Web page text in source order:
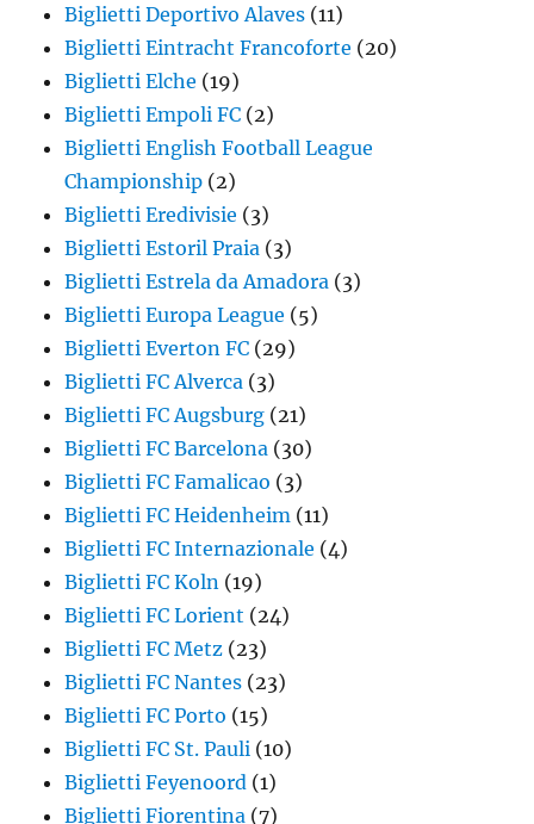
Biglietti Deportivo Alaves (11)
Biglietti Eintracht Francoforte (20)
Biglietti Elche (19)
Biglietti Empoli FC (2)
Biglietti English Football League
Championship (2)
Biglietti Eredivisie (3)
Biglietti Estoril Praia (3)
Biglietti Estrela da Amadora (3)
Biglietti Europa League (5)
Biglietti Everton FC (29)
Biglietti FC Alverca (3)
Biglietti FC Augsburg (21)
Biglietti FC Barcelona (30)
Biglietti FC Famalicao (3)
Biglietti FC Heidenheim (11)
Biglietti FC Internazionale (4)
Biglietti FC Koln (19)
Biglietti FC Lorient (24)
Biglietti FC Metz (23)
Biglietti FC Nantes (23)
Biglietti FC Porto (15)
Biglietti FC St. Pauli (10)
Biglietti Feyenoord (1)
Biglietti Fiorentina (7)